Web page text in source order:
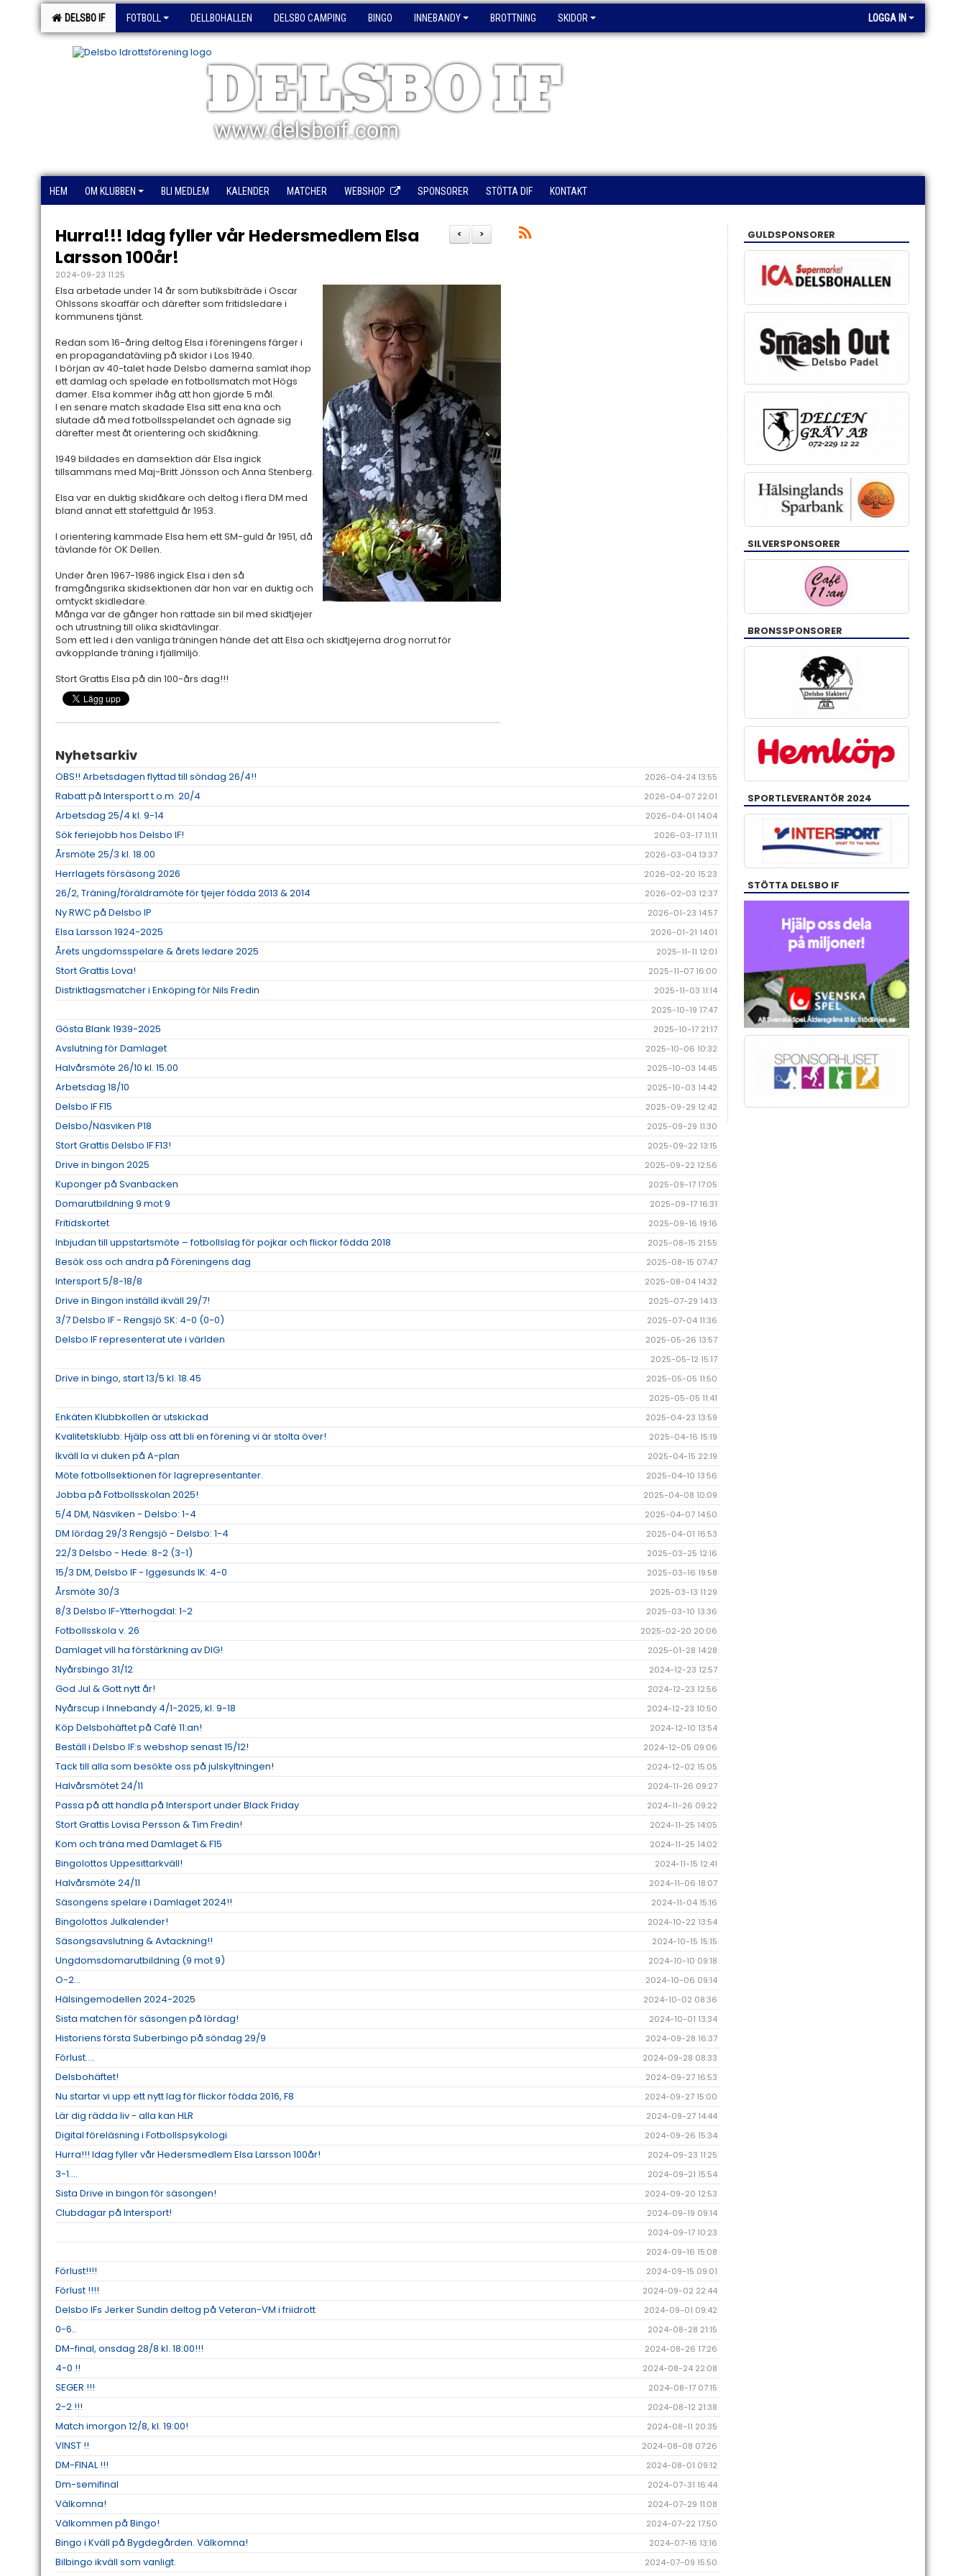
DELSBO IF FOTBOLL DELLBOHALLEN DELSBO CAMPING BINGO INNEBANDY BROTTNING SKIDOR LOGGA IN
DELSBO IF
www.delsboif.com
HEM OM KLUBBEN BLI MEDLEM KALENDER MATCHER WEBSHOP SPONSORER STÖTTA DIF KONTAKT
>
<
Hurra!!! Idag fyller vår Hedersmedlem Elsa
Larsson 100år!
2024-09-23 11:25
Elsa arbetade under 14 år som butiksbiträde i Oscar
Ohlssons skoaffär och därefter som fritidsledare i
kommunens tjänst.
Redan som 16-åring deltog Elsa i föreningens färger i
en propagandatävling på skidor i Los 1940.
I början av 40-talet hade Delsbo damerna samlat ihop
ett damlag och spelade en fotbollsmatch mot Högs
damer. Elsa kommer ihåg att hon gjorde 5 mål.
I en senare match skadade Elsa sitt ena knä och
slutade då med fotbollsspelandet och ägnade sig
därefter mest åt orientering och skidåkning.
1949 bildades en damsektion där Elsa ingick
tillsammans med Maj-Britt Jönsson och Anna Stenberg.
Elsa var en duktig skidåkare och deltog i flera DM med
bland annat ett stafettguld år 1953.
I orientering kammade Elsa hem ett SM-guld år 1951, då
tävlande för OK Dellen.
Under åren 1967-1986 ingick Elsa i den så
framgångsrika skidsektionen där hon var en duktig och
omtyckt skidledare.
Många var de gånger hon rattade sin bil med skidtjejer
och utrustning till olika skidtävlingar.
Som ett led i den vanliga träningen hände det att Elsa och skidtjejerna drog norrut för
avkopplande träning i fjällmiljö.
Stort Grattis Elsa på din 100-års dag!!!
Nyhetsarkiv
OBS!! Arbetsdagen flyttad till söndag 26/4!! 2026-04-24 13:55
Rabatt på Intersport t.o.m. 20/4 2026-04-07 22:01
Arbetsdag 25/4 kl. 9-14 2026-04-01 14:04
Sök feriejobb hos Delsbo IF! 2026-03-17 11:11
Årsmöte 25/3 kl. 18.00 2026-03-04 13:37
Herrlagets försäsong 2026 2026-02-20 15:23
26/2, Träning/föräldramöte för tjejer födda 2013 & 2014 2026-02-03 12:37
Ny RWC på Delsbo IP 2026-01-23 14:57
Elsa Larsson 1924-2025 2026-01-21 14:01
Årets ungdomsspelare & årets ledare 2025 2025-11-11 12:01
Stort Grattis Lova! 2025-11-07 16:00
Distriktlagsmatcher i Enköping för Nils Fredin
2025-11-03 11:14
2025-10-19 17:47
Gösta Blank 1939-2025 2025-10-17 21:17
Avslutning för Damlaget 2025-10-06 10:32
Halvårsmöte 26/10 kl. 15.00 2025-10-03 14:45
Arbetsdag 18/10 2025-10-03 14:42
Delsbo IF F15 2025-09-29 12:42
Delsbo/Näsviken P18 2025-09-29 11:30
Stort Grattis Delsbo IF F13! 2025-09-22 13:15
Drive in bingon 2025 2025-09-22 12:56
Kuponger på Svanbacken 2025-09-17 17:05
Domarutbildning 9 mot 9 2025-09-17 16:31
Fritidskortet 2025-09-16 19:16
Inbjudan till uppstartsmöte – fotbollslag för pojkar och flickor födda 2018 2025-08-15 21:55
Besök oss och andra på Föreningens dag 2025-08-15 07:47
Intersport 5/8-18/8 2025-08-04 14:32
Drive in Bingon inställd ikväll 29/7! 2025-07-29 14:13
3/7 Delsbo IF - Rengsjö SK: 4-0 (0-0) 2025-07-04 11:36
Delsbo IF representerat ute i världen
2025-05-26 13:57
2025-05-12 15:17
Drive in bingo, start 13/5 kl. 18.45
2025-05-05 11:50
2025-05-05 11:41
Enkäten Klubbkollen är utskickad 2025-04-23 13:59
Kvalitetsklubb: Hjälp oss att bli en förening vi är stolta över! 2025-04-16 15:19
Ikväll la vi duken på A-plan 2025-04-15 22:19
Möte fotbollsektionen för lagrepresentanter. 2025-04-10 13:56
Jobba på Fotbollsskolan 2025! 2025-04-08 10:09
5/4 DM, Näsviken - Delsbo: 1-4 2025-04-07 14:50
DM lördag 29/3 Rengsjö - Delsbo: 1-4 2025-04-01 16:53
22/3 Delsbo - Hede: 8-2 (3-1) 2025-03-25 12:16
15/3 DM, Delsbo IF - Iggesunds IK: 4-0 2025-03-16 19:58
Årsmöte 30/3 2025-03-13 11:29
8/3 Delsbo IF-Ytterhogdal: 1-2 2025-03-10 13:36
Fotbollsskola v. 26 2025-02-20 20:06
Damlaget vill ha förstärkning av DIG! 2025-01-28 14:28
Nyårsbingo 31/12 2024-12-23 12:57
God Jul & Gott nytt år! 2024-12-23 12:56
Nyårscup i Innebandy 4/1-2025, kl. 9-18 2024-12-23 10:50
Köp Delsbohäftet på Café 11:an! 2024-12-10 13:54
Beställ i Delsbo IF:s webshop senast 15/12! 2024-12-05 09:06
Tack till alla som besökte oss på julskyltningen! 2024-12-02 15:05
Halvårsmötet 24/11 2024-11-26 09:27
Passa på att handla på Intersport under Black Friday 2024-11-26 09:22
Stort Grattis Lovisa Persson & Tim Fredin! 2024-11-25 14:05
Kom och träna med Damlaget & F15 2024-11-25 14:02
Bingolottos Uppesittarkväll! 2024-11-15 12:41
Halvårsmöte 24/11 2024-11-06 18:07
Säsongens spelare i Damlaget 2024!! 2024-11-04 15:16
Bingolottos Julkalender! 2024-10-22 13:54
Säsongsavslutning & Avtackning!! 2024-10-15 15:15
Ungdomsdomarutbildning (9 mot 9) 2024-10-10 09:18
O-2... 2024-10-06 09:14
Hälsingemodellen 2024-2025 2024-10-02 08:36
Sista matchen för säsongen på lördag! 2024-10-01 13:34
Historiens första Suberbingo på söndag 29/9 2024-09-28 16:37
Förlust.... 2024-09-28 08:33
Delsbohäftet! 2024-09-27 16:53
Nu startar vi upp ett nytt lag för flickor födda 2016, F8 2024-09-27 15:00
Lär dig rädda liv - alla kan HLR 2024-09-27 14:44
Digital föreläsning i Fotbollspsykologi 2024-09-26 15:34
Hurra!!! Idag fyller vår Hedersmedlem Elsa Larsson 100år! 2024-09-23 11:25
3-1.... 2024-09-21 15:54
Sista Drive in bingon för säsongen! 2024-09-20 12:53
Clubdagar på Intersport!
2024-09-19 09:14
2024-09-17 10:23
2024-09-16 15:08
Förlust!!!! 2024-09-15 09:01
Förlust !!!! 2024-09-02 22:44
Delsbo IFs Jerker Sundin deltog på Veteran-VM i friidrott 2024-09-01 09:42
0-6.. 2024-08-28 21:15
DM-final, onsdag 28/8 kl. 18:00!!! 2024-08-26 17:26
4-0 !! 2024-08-24 22:08
SEGER !!! 2024-08-17 07:15
2-2 !!! 2024-08-12 21:38
Match imorgon 12/8, kl. 19:00! 2024-08-11 20:35
VINST !! 2024-08-08 07:26
DM-FINAL !!! 2024-08-01 09:12
Dm-semifinal 2024-07-31 16:44
Välkomna! 2024-07-29 11:08
Välkommen på Bingo! 2024-07-22 17:50
Bingo i Kväll på Bygdegården. Välkomna! 2024-07-16 13:16
Bilbingo ikväll som vanligt. 2024-07-09 15:50
GULDSPONSORER
SILVERSPONSORER
BRONSSPONSORER
SPORTLEVERANTÖR 2024
STÖTTA DELSBO IF